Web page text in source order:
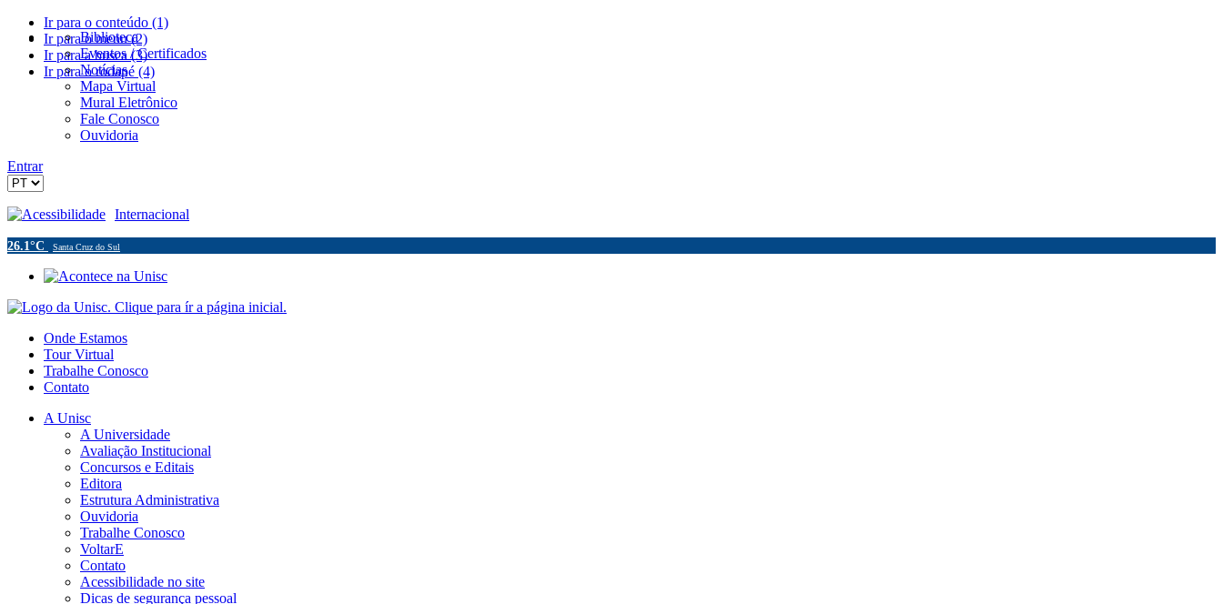
Ir para o conteúdo (1)
Ir para o menu (2)
Ir para a busca (3)
Ir para o rodapé (4)
Biblioteca
Eventos / Certificados
Notícias
Mapa Virtual
Mural Eletrônico
Fale Conosco
Ouvidoria
Entrar
Acessibilidade Internacional
26.1°C Santa Cruz do Sul
Onde Estamos
Tour Virtual
Trabalhe Conosco
Contato
A Unisc
A Universidade
Avaliação Institucional
Concursos e Editais
Editora
Estrutura Administrativa
Ouvidoria
Trabalhe Conosco
VoltarE
Contato
Acessibilidade no site
Dicas de segurança pessoal